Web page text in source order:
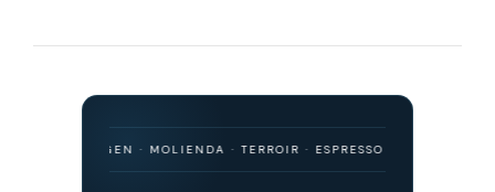
· ORIGEN · MOLIENDA · TERROIR · ESPRESSO · FILTRADO ·